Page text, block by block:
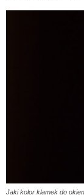
Jaki kolor klamek do